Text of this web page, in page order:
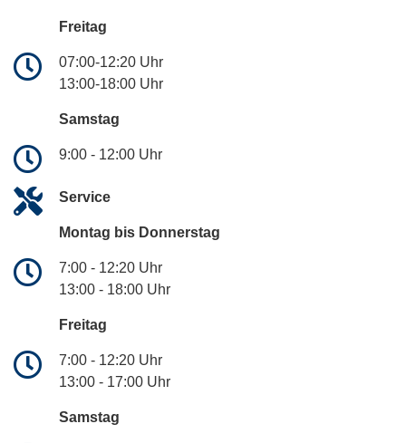
Freitag
07:00-12:20 Uhr
13:00-18:00 Uhr
Samstag
9:00 - 12:00 Uhr
Service
Montag bis Donnerstag
7:00 - 12:20 Uhr
13:00 - 18:00 Uhr
Freitag
7:00 - 12:20 Uhr
13:00 - 17:00 Uhr
Samstag